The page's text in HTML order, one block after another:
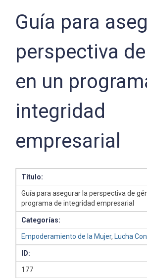
Guía para
perspectiva
en un
integridad
empresarial
Título:
Guía para asegurar la perspectiva de
programa de integridad empresarial
Categorías:
Empoderamiento de la Mujer, Lucha
ID:
177